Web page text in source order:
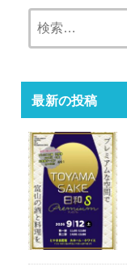
最新の投稿